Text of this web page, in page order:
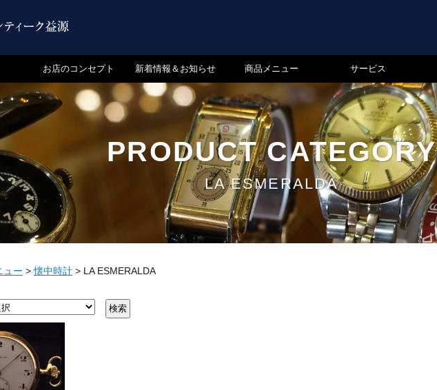
お店のコンセプト 新着情報＆お知らせ 商品メニュー サービス
PRODUCT CATEGORY
LA ESMERALDA
ュー >懐中時計 > LA ESMERALDA